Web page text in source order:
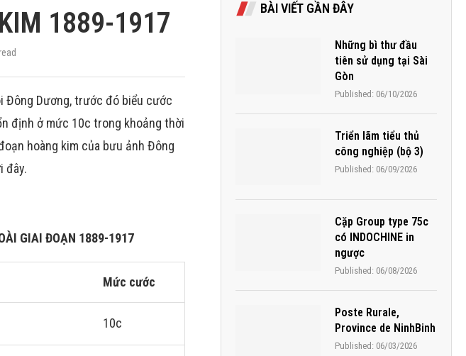
1889-1917
Đông Dương, trước đó biểu cước
định ở mức 10c trong khoảng thời
hoàng kim của bưu ảnh Đông
đây.
GIAI ĐOẠN 1889-1917
Mức cước
10c
BÀI VIẾT GẦN ĐÂY
Những bì thư đầu
tiên sử dụng tại Sài
Gòn
Published: 06/10/2026
Triển lãm tiểu thủ
công nghiệp (bộ 3)
Published: 06/09/2026
Cặp Group type 75c
có INDOCHINE in
ngược
Published: 06/08/2026
Poste Rurale,
Province de NinhBinh
Published: 06/03/2026